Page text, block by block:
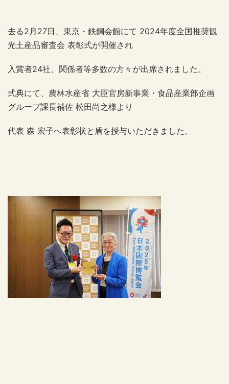
去る2月27日、東京・鉄鋼会館にて 2024年度全国推奨観
光土産品審査会 表彰式が開催され
入賞者24社、関係者等多数の方々が出席されました。
式典にて、農林水産省 大臣官房新事業・食品産業部企画
グループ課長補佐 松田尚之様より
代表 森 宏子へ表彰状と盾を授与いただきました。